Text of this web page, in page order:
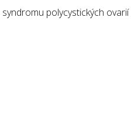
polycystických ovarií